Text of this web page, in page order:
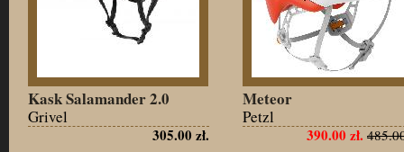
Kask Salamander 2.0
Grivel
305.00 zł.
Meteor
Petzl
390.00 zł.